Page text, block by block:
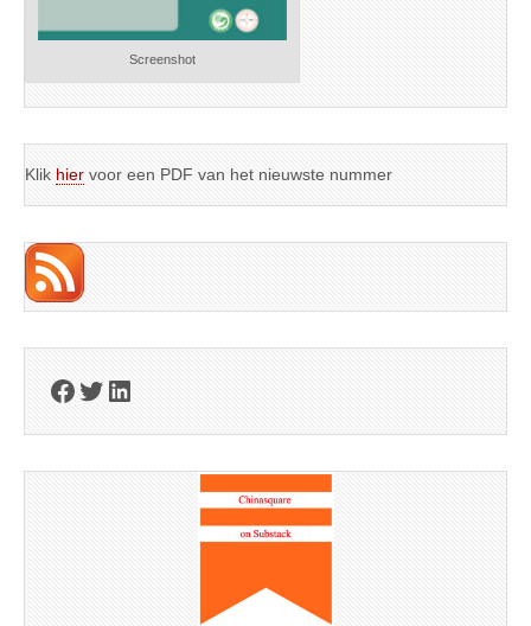
Screenshot
Klik hier voor een PDF van het nieuwste nummer
Facebook
Twitter
LinkedIn